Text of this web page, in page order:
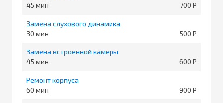
45
700
Замена слухового динамика
30
500
Замена встроенной камеры
45
600
Ремонт корпуса
60
900